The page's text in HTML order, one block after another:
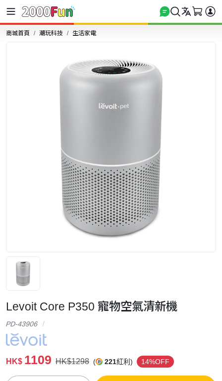
商城首頁 潮玩科技 生活家電
Levoit Core P350 寵物空氣清新機
PD-43906
HK$ 1109 HK$1298 ( 221紅利) 14%OFF